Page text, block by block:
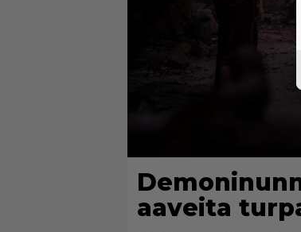
aaveita